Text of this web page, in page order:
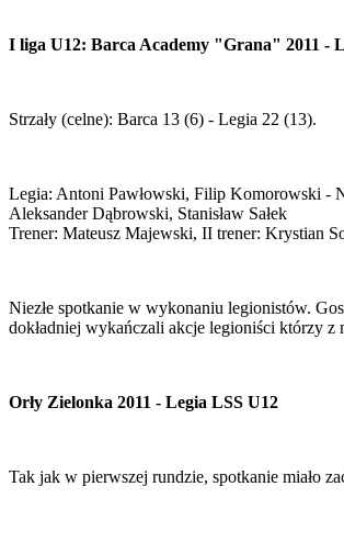
I liga U12: Barca Academy "Grana" 2011 -
Strzały (celne): Barca 13 (6) - Legia 22 (13).
Legia: Antoni Pawłowski, Filip Komorowski -
Aleksander Dąbrowski, Stanisław Sałek
Trener: Mateusz Majewski, II trener: Krystian
Niezłe spotkanie w wykonaniu legionistów.
dokładniej wykańczali akcje legioniści którzy z
Orły Zielonka 2011 - Legia LSS U12
Tak jak w pierwszej rundzie, spotkanie miało